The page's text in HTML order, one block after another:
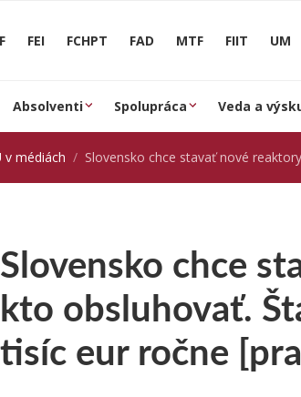
FEI FCHPT FAD MTF FIIT UM
Absolventi Spolupráca Veda a
v médiách Slovensko chce stavať nové reaktory, no nemá ich kto obsluhovať. Štát láka mladých na štipendiá 4-tisíc eur
Slovensko chce
kto obsluhovať.
tisíc eur ročne